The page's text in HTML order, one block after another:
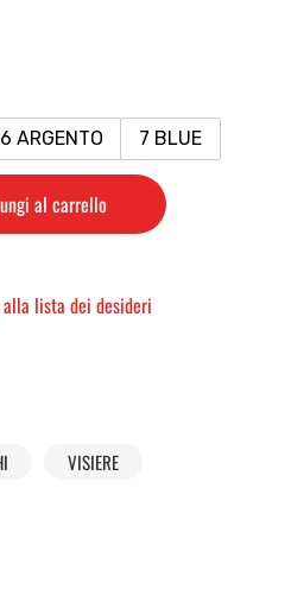
6 ARGENTO 7 BLUE
al carrello
lista dei desideri
VISIERE